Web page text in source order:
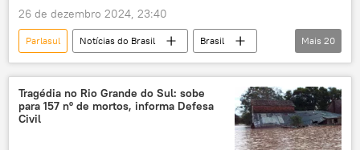
26 de dezembro 2024, 23:40
Parlasul Notícias do Brasil
Brasil
ONU
Organização Mundial da Saúde (OMS)
Organização Internacional do Trabalho (OIT)
dívidas
Nações Unidas
Mais 20
Tragédia no Rio Grande do Sul: sobe
para 157 nº de mortos, informa Defesa
Civil